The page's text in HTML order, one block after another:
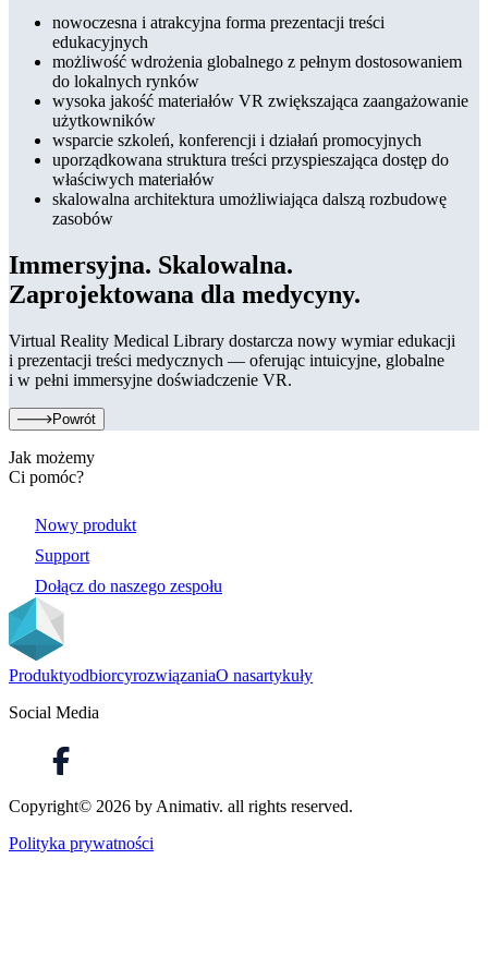
nowoczesna i atrakcyjna forma prezentacji treści
edukacyjnych
możliwość wdrożenia globalnego z pełnym dostosowaniem
do lokalnych rynków
wysoka jakość materiałów VR zwiększająca zaangażowanie
użytkowników
wsparcie szkoleń, konferencji i działań promocyjnych
uporządkowana struktura treści przyspieszająca dostęp do
właściwych materiałów
skalowalna architektura umożliwiająca dalszą rozbudowę
zasobów
Immersyjna. Skalowalna.
Zaprojektowana dla medycyny.
Virtual Reality Medical Library dostarcza nowy wymiar edukacji
i prezentacji treści medycznych — oferując intuicyjne, globalne
i w pełni immersyjne doświadczenie VR.
Powrót
Jak możemy
Ci pomóc?
Nowy produkt
Support
Dołącz do naszego zespołu
ProduktyodbiorcyrozwiązaniaO nasartykuły
Social Media
Copyright© 2026 by Animativ. all rights reserved.
Polityka prywatności